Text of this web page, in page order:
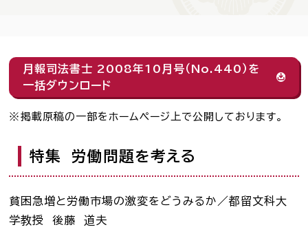
司法書士に相談したい人へ
学生の皆さんへ
月報司法書士 2008年10月号（No.440）を
一括ダウンロード
掲載原稿の一部をホームページ上で公開しております。
特集 労働問題を考える
貧困急増と労働市場の激変をどうみるか／都留文科大
学教授 後藤 道夫